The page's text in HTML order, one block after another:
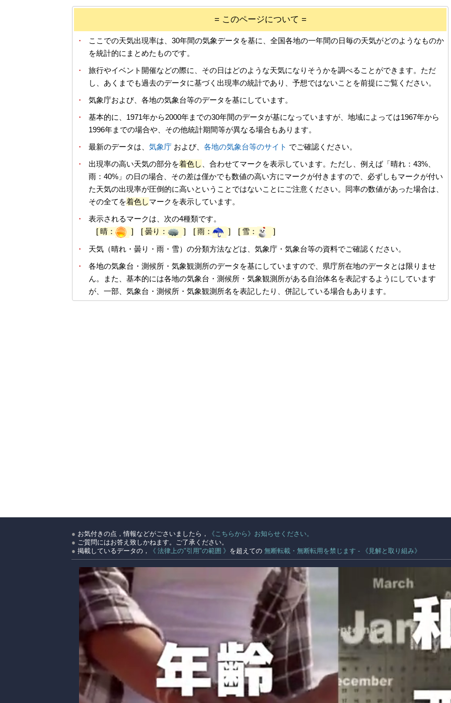
= このページについて =
・
ここでの天気出現率は、30年間の気象データを基に、全国各地の一年間の日毎の天気がどのようなものか
を統計的にまとめたものです。
・
旅行やイベント開催などの際に、その日はどのような天気になりそうかを調べることができます。ただ
し、あくまでも過去のデータに基づく出現率の統計であり、予想ではないことを前提にご覧ください。
・
気象庁および、各地の気象台等のデータを基にしています。
・
基本的に、1971年から2000年までの30年間のデータが基になっていますが、地域によっては1967年から
1996年までの場合や、その他統計期間等が異なる場合もあります。
・
最新のデータは、 気象庁 および、 各地の気象台等のサイト でご確認ください。
・
出現率の高い天気の部分を着色し
、合わせてマークを表示しています。ただし、例えば「晴れ：43%、
雨：40%」の日の場合、その差は僅かでも数値の高い方にマークが付きますので、必ずしもマークが付い
た天気の出現率が圧倒的に高いということではないことにご注意ください。同率の数値があった場合は、
その全てを着色しマークを表示しています。
・
表示されるマークは、次の4種類です。
[ 晴：
] [ 曇り： ] [ 雨： ] [ 雪： ]
・
天気（晴れ・曇り・雨・雪）の分類方法などは、気象庁・気象台等の資料でご確認ください。
・
各地の気象台・測候所・気象観測所のデータを基にしていますので、県庁所在地のデータとは限りませ
ん。また、基本的には各地の気象台・測候所・気象観測所がある自治体名を表記するようにしています
が、一部、気象台・測候所・気象観測所名を表記したり、併記している場合もあります。
● お気付きの点，情報などがごさいましたら，
《こちらから》お知らせください。
● ご質問にはお答え致しかねます。ご了承ください。
● 掲載しているデータの， 《 法律上の"引用"の範囲 》 を超えての 無断転載・無断転用を禁じます - 《見解と取り組み》